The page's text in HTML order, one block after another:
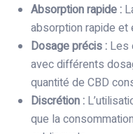
Absorption rapide :
absorption rapide et
Dosage précis : Les
avec différents
quantité de CBD
Discrétion :
que la